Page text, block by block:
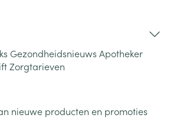
Gezondheidsnieuws Apotheker
Zorgtarieven
nieuwe producten en promoties